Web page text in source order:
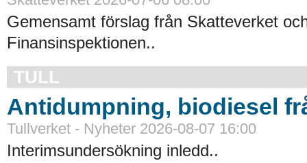
Gemensamt förslag från Skatteverket
Finansinspektionen..
TULL
Antidumpning, biodiesel
Tullverket - Nyheter 2026-08-07 16:00
Interimsundersökning inledd..